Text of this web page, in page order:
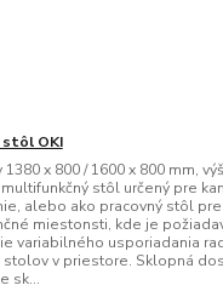
stôl OKI
1380 x 800 / 1600 x 800 mm,
stôl určený pre
alebo ako pracovný stôl
miestonsti, kde je
variabilného usporiadania
stolov v priestore. Sklopná
sk...